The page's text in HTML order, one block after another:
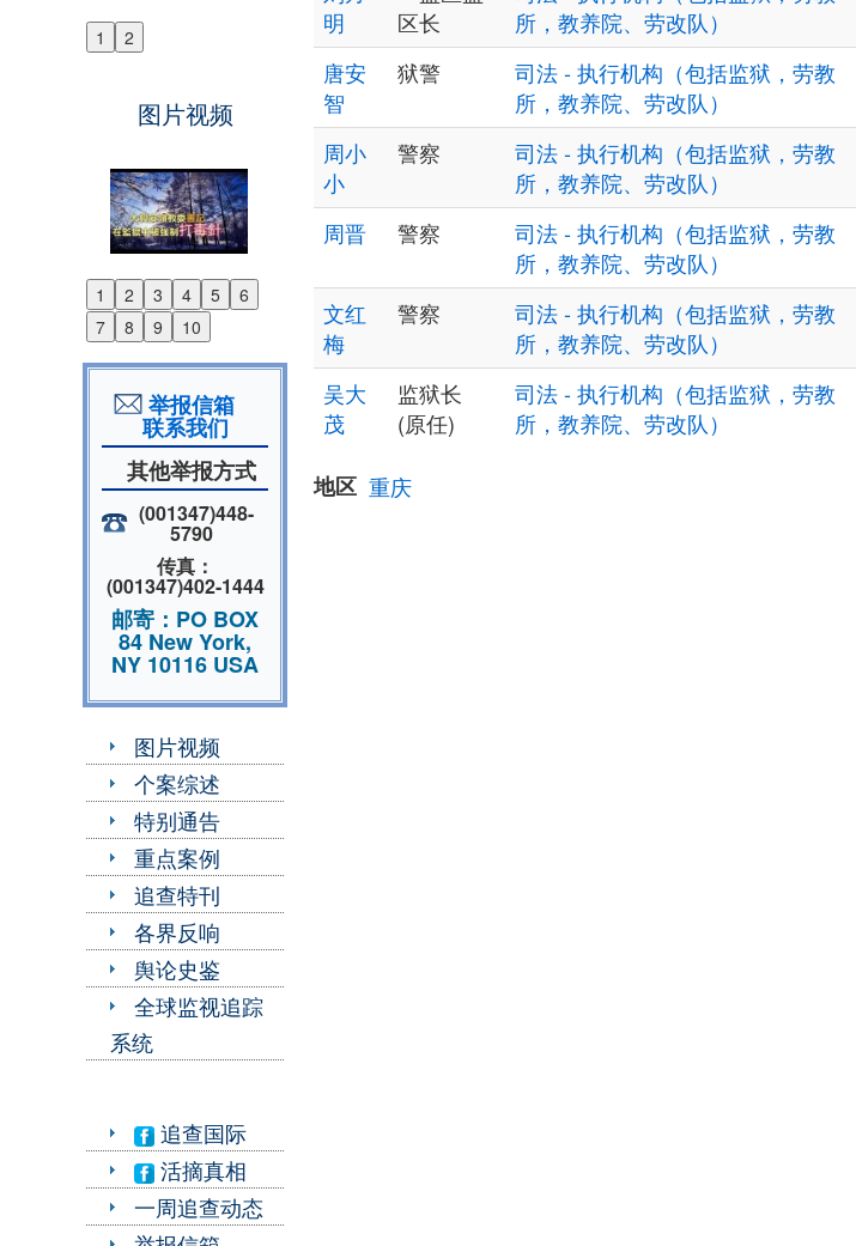
1 2
Previous
图片视频
1 2 3 4 5
6
7
8 9 10
Previous
Next
举报信箱
联系我们
其他举报方式
(001347)448-
5790
传真：
(001347)402-1444
邮寄：PO BOX
84 New York,
NY 10116 USA
图片视频
个案综述
特别通告
重点案例
追查特刊
各界反响
舆论史鉴
全球监视追踪
系统
追查国际
活摘真相
一周追查动态
明
区长
所，教养院、劳改队）
唐安
智
狱警
司法 - 执行机构（包括监狱，劳教
所，教养院、劳改队）
周小
小
警察
司法 - 执行机构（包括监狱，劳教
所，教养院、劳改队）
周晋
警察
司法 - 执行机构（包括监狱，劳教
所，教养院、劳改队）
文红
梅
警察
司法 - 执行机构（包括监狱，劳教
所，教养院、劳改队）
吴大
茂
监狱长
(原任)
司法 - 执行机构（包括监狱，劳教
所，教养院、劳改队）
地区 重庆